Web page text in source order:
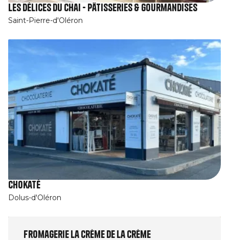
Les Délices du Chai - Pâtisseries & Gourmandises
Saint-Pierre-d'Oléron
Chokaté
Dolus-d'Oléron
Fromagerie La Crème de la Crème